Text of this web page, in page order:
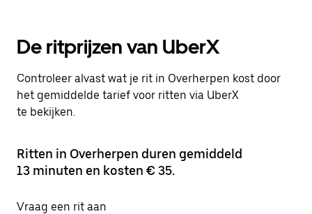
De ritprijzen van UberX
Controleer alvast wat je rit in Overherpen kost door
het gemiddelde tarief voor ritten via UberX
te bekijken.
Ritten in Overherpen duren gemiddeld
13 minuten en kosten € 35.
Vraag een rit aan